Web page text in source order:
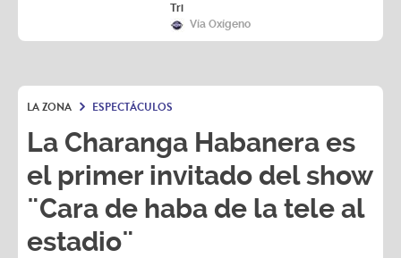
Tri
Vía Oxígeno
LA ZONA ESPECTÁCULOS
La Charanga Habanera es
el primer invitado del show
¨Cara de haba de la tele al
estadio¨